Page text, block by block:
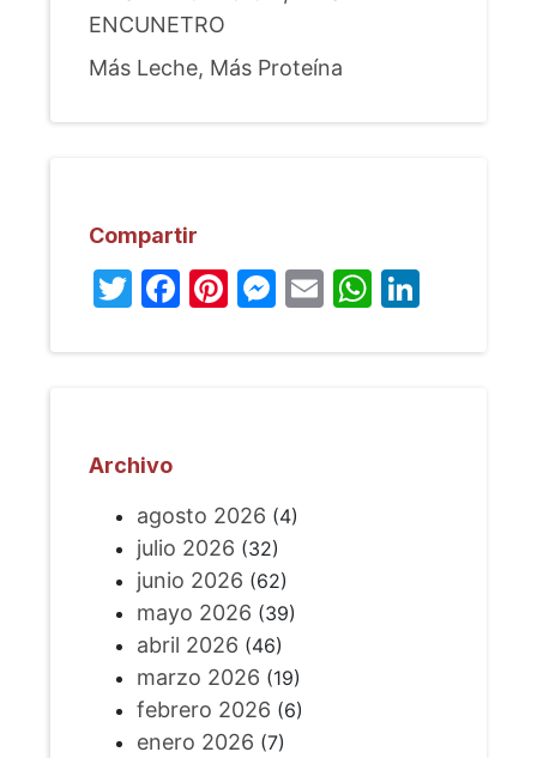
ENCUNETRO
Más Leche, Más Proteína
Compartir
Twitter
Facebook
Pinterest
Messenger
Email
Archivo
agosto 2026 (4)
julio 2026 (32)
junio 2026 (62)
mayo 2026 (39)
abril 2026 (46)
marzo 2026 (19)
febrero 2026 (6)
enero 2026 (7)